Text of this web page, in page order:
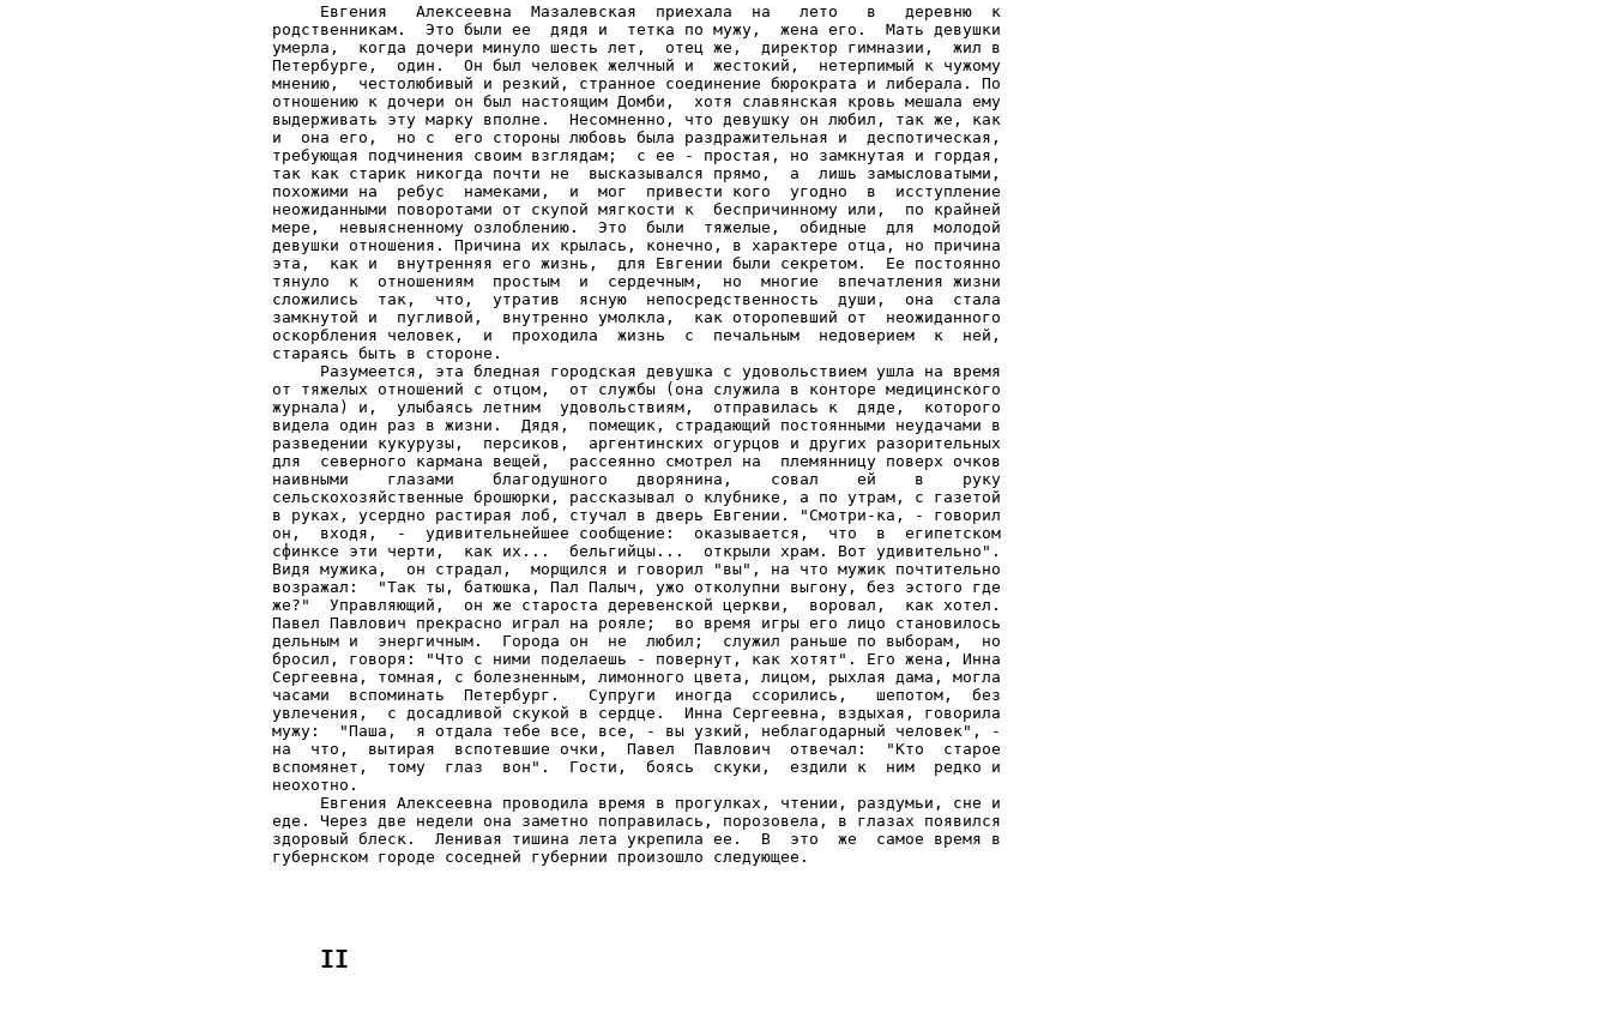
     Евгения   Алексеевна  Мазалевская  приехала  на   лето   в   деревню  к
родственникам.  Это были ее  дядя и  тетка по мужу,  жена его.  Мать девушки
умерла,  когда дочери минуло шесть лет,  отец же,  директор гимназии,  жил в
Петербурге,  один.  Он был человек желчный и  жестокий,  нетерпимый к чужому
мнению,  честолюбивый и резкий, странное соединение бюрократа и либерала. По
отношению к дочери он был настоящим Домби,  хотя славянская кровь мешала ему
выдерживать эту марку вполне.  Несомненно, что девушку он любил, так же, как
и  она его,  но с  его стороны любовь была раздражительная и  деспотическая,
требующая подчинения своим взглядам;  с ее - простая, но замкнутая и гордая,
так как старик никогда почти не  высказывался прямо,  а  лишь замысловатыми,
похожими на  ребус  намеками,  и  мог  привести кого  угодно  в  исступление
неожиданными поворотами от скупой мягкости к  беспричинному или,  по крайней
мере,  невыясненному озлоблению.  Это  были  тяжелые,  обидные  для  молодой
девушки отношения. Причина их крылась, конечно, в характере отца, но причина
эта,  как и  внутренняя его жизнь,  для Евгении были секретом.  Ее постоянно
тянуло  к  отношениям  простым  и  сердечным,  но  многие  впечатления жизни
сложились  так,  что,  утратив  ясную  непосредственность  души,  она  стала
замкнутой и  пугливой,  внутренно умолкла,  как оторопевший от  неожиданного
оскорбления человек,  и  проходила  жизнь  с  печальным  недоверием  к  ней,
стараясь быть в стороне.
     Разумеется, эта бледная городская девушка с удовольствием ушла на время
от тяжелых отношений с отцом,  от службы (она служила в конторе медицинского
журнала) и,  улыбаясь летним  удовольствиям,  отправилась к  дяде,  которого
видела один раз в жизни.  Дядя,  помещик, страдающий постоянными неудачами в
разведении кукурузы,  персиков,  аргентинских огурцов и других разорительных
для  северного кармана вещей,  рассеянно смотрел на  племянницу поверх очков
наивными    глазами    благодушного   дворянина,    совал    ей    в    руку
сельскохозяйственные брошюрки, рассказывал о клубнике, а по утрам, с газетой
в руках, усердно растирая лоб, стучал в дверь Евгении. "Смотри-ка, - говорил
он,  входя,  -  удивительнейшее сообщение:  оказывается,  что  в  египетском
сфинксе эти черти,  как их...  бельгийцы...  открыли храм. Вот удивительно".
Видя мужика,  он страдал,  морщился и говорил "вы", на что мужик почтительно
возражал:  "Так ты, батюшка, Пал Палыч, ужо отколупни выгону, без эстого где
же?"  Управляющий,  он же староста деревенской церкви,  воровал,  как хотел.
Павел Павлович прекрасно играл на рояле;  во время игры его лицо становилось
дельным и  энергичным.  Города он  не  любил;  служил раньше по выборам,  но
бросил, говоря: "Что с ними поделаешь - повернут, как хотят". Его жена, Инна
Сергеевна, томная, с болезненным, лимонного цвета, лицом, рыхлая дама, могла
часами  вспоминать  Петербург.   Супруги  иногда  ссорились,   шепотом,  без
увлечения,  с досадливой скукой в сердце.  Инна Сергеевна, вздыхая, говорила
мужу:  "Паша,  я отдала тебе все, все, - вы узкий, неблагодарный человек", -
на  что,  вытирая  вспотевшие очки,  Павел  Павлович  отвечал:  "Кто  старое
вспомянет,  тому  глаз  вон".  Гости,  боясь  скуки,  ездили к  ним  редко и
неохотно.
     Евгения Алексеевна проводила время в прогулках, чтении, раздумьи, сне и
еде. Через две недели она заметно поправилась, порозовела, в глазах появился
здоровый блеск.  Ленивая тишина лета укрепила ее.  В  это  же  самое время в